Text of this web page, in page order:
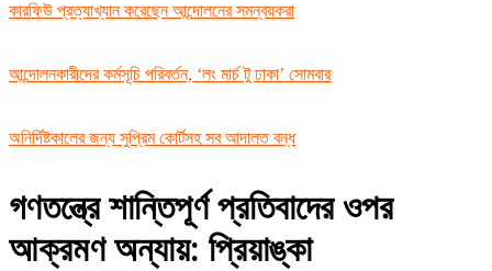
কারফিউ প্রত্যাখ্যান করেছেন আন্দোলনের সমন্বয়করা
আন্দোলনকারীদের কর্মসূচি পরিবর্তন, ‘লং মার্চ টু ঢাকা’ সোমবার
অনির্দিষ্টকালের জন্য সুপ্রিম কোর্টসহ সব আদালত বন্ধ
গণতন্ত্রে শান্তিপূর্ণ প্রতিবাদের ওপর
আক্রমণ অন্যায়: প্রিয়াঙ্কা